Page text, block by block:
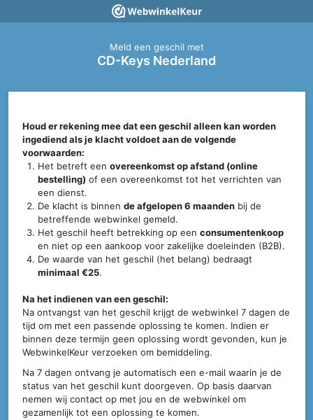
Meld een geschil met
CD-Keys Nederland
Houd er rekening mee dat een geschil alleen kan worden
ingediend als je klacht voldoet aan de volgende
voorwaarden:
Het betreft eenovereenkomst op afstand (online
bestelling) of een overeenkomst tot het verrichten van
een dienst.
De klacht is binnende afgelopen 6 maanden bij de
betreffende webwinkel gemeld.
Het geschil heeft betrekking op eenconsumentenkoop
en niet op een aankoop voor zakelijke doeleinden (B2B).
De waarde van het geschil (het belang) bedraagt
minimaal €25.
Na het indienen van een geschil:
Na ontvangst van het geschil krijgt de webwinkel 7 dagen de
tijd om met een passende oplossing te komen. Indien er
binnen deze termijn geen oplossing wordt gevonden, kun je
WebwinkelKeur verzoeken om bemiddeling.
Na 7 dagen ontvang je automatisch een e-mail waarin je de
status van het geschil kunt doorgeven. Op basis daarvan
nemen wij contact op met jou en de webwinkel om
gezamenlijk tot een oplossing te komen.